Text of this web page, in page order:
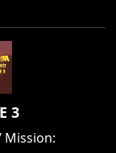
3
Mission: